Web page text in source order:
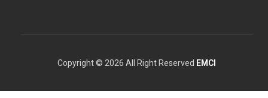
Copyright © 2026 All Right Reserved EMCI